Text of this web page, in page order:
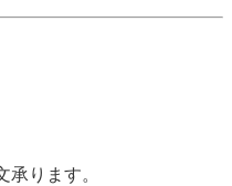
承ります。